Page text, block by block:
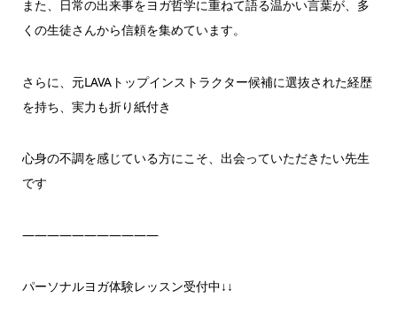
また、日常の出来事をヨガ哲学に重ねて語る温かい言葉が、多
くの生徒さんから信頼を集めています。
さらに、元LAVAトップインストラクター候補に選抜された経歴
を持ち、実力も折り紙付き
心身の不調を感じている方にこそ、出会っていただきたい先生
です
———————————
パーソナルヨガ体験レッスン受付中↓↓